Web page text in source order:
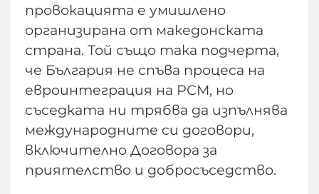
провокацията е умишлено
организирана от македонската
страна. Той също така подчерта,
че България не спъва процеса на
евроинтеграция на РСМ, но
съседката ни трябва да изпълнява
международните си договори,
включително Договора за
приятелство и добросъседство.